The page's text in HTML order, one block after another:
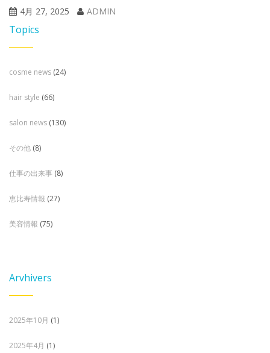
4月 27, 2025 ADMIN
Topics
cosme news (24)
hair style (66)
salon news (130)
その他 (8)
仕事の出来事 (8)
恵比寿情報 (27)
美容情報 (75)
Arvhivers
2025年10月 (1)
2025年4月 (1)